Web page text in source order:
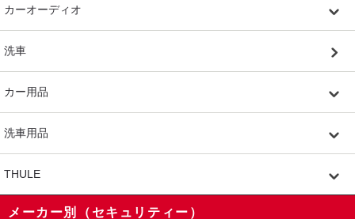
カーオーディオ
洗車
カー用品
洗車用品
THULE
メーカー別（セキュリティー）